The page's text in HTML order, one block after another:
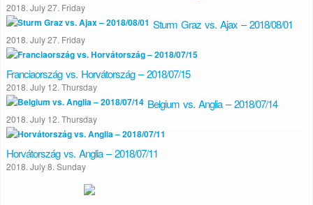
2018. July 27. Friday
Sturm Graz vs. Ajax – 2018/08/01
2018. July 27. Friday
Franciaország vs. Horvátország – 2018/07/15
2018. July 12. Thursday
Belgium vs. Anglia – 2018/07/14
2018. July 12. Thursday
Horvátország vs. Anglia – 2018/07/11
2018. July 8. Sunday